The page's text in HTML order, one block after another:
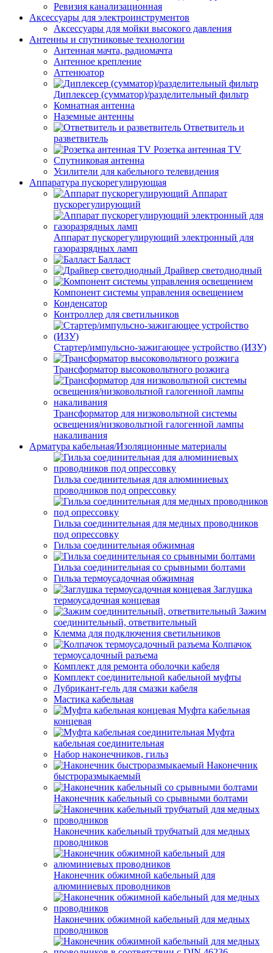
Ревизия канализационная
Аксессуары для электроинструментов
Аксессуары для мойки высокого давления
Антенны и спутниковые технологии
Антенная мачта, радиомачта
Антенное крепление
Аттенюатор
Диплексер (сумматор)/разделительный фильтр
Комнатная антенна
Наземные антенны
Ответвитель и
разветвитель
Розетка антенная TV
Спутниковая антенна
Усилители для кабельного телевидения
Аппаратура пускорегулирующая
Аппарат
пускорегулирующий
Аппарат пускорегулирующий электронный для
газоразрядных ламп
Балласт
Драйвер светодиодный
Компонент системы управления освещением
Конденсатор
Контроллер для светильников
Стартер/импульсно-зажигающее устройство (ИЗУ)
Трансформатор высоковольтного розжига
Трансформатор для низковольтной системы
освещения/низковольтной галогенной лампы
накаливания
Арматура кабельная/Изоляционные материалы
Гильза соединительная для алюминиевых
проводников под опрессовку
Гильза соединительная для медных проводников
под опрессовку
Гильза соединительная обжимная
Гильза соединительная со срывными болтами
Гильза термоусадочная обжимная
Заглушка
термоусадочная концевая
Зажим
соединительный, ответвительный
Клемма для подключения светильников
Колпачок
термоусадочный разъема
Комплект для ремонта оболочки кабеля
Комплект соединительной кабельной муфты
Лубрикант-гель для смазки кабеля
Мастика кабельная
Муфта кабельная
концевая
Муфта
кабельная соединительная
Набор наконечников, гильз
Наконечник
быстроразмыкаемый
Наконечник кабельный со срывными болтами
Наконечник кабельный трубчатый для медных
проводников
Наконечник обжимной кабельный для
алюминиевых проводников
Наконечник обжимной кабельный для медных
проводников